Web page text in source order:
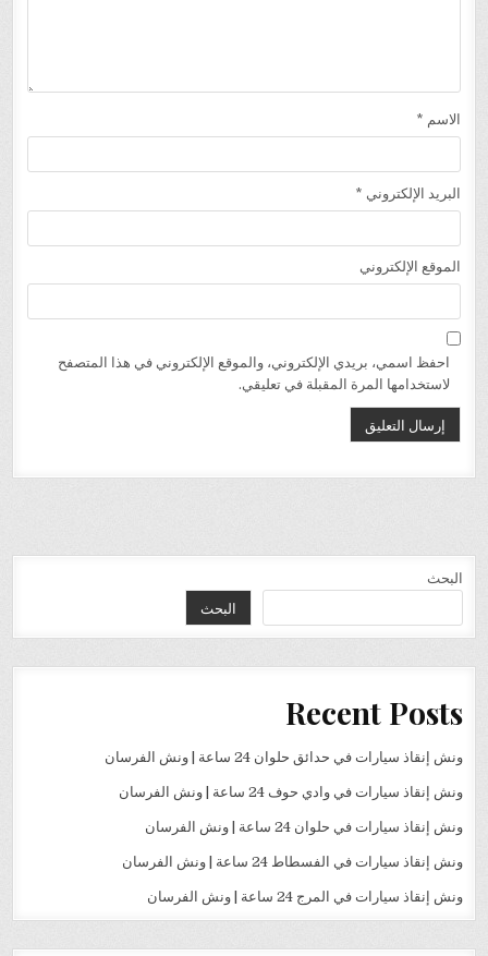
الاسم *
البريد الإلكتروني *
الموقع الإلكتروني
احفظ اسمي، بريدي الإلكتروني، والموقع الإلكتروني في هذا المتصفح
لاستخدامها المرة المقبلة في تعليقي.
البحث
البحث
Recent Posts
ونش إنقاذ سيارات في حدائق حلوان 24 ساعة | ونش الفرسان
ونش إنقاذ سيارات في وادي حوف 24 ساعة | ونش الفرسان
ونش إنقاذ سيارات في حلوان 24 ساعة | ونش الفرسان
ونش إنقاذ سيارات في الفسطاط 24 ساعة | ونش الفرسان
ونش إنقاذ سيارات في المرج 24 ساعة | ونش الفرسان